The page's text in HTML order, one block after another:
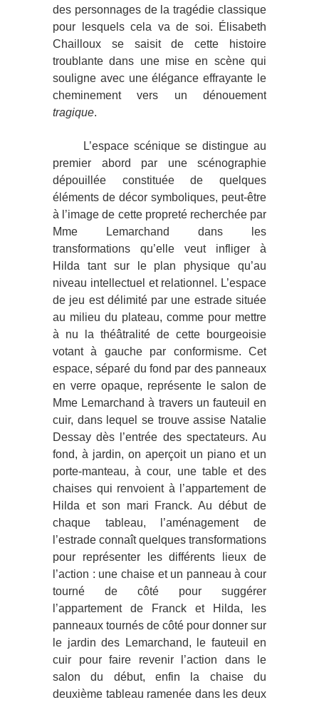
des personnages de la tragédie classique
pour lesquels cela va de soi. Élisabeth
Chailloux se saisit de cette histoire
troublante dans une mise en scène qui
souligne avec une élégance effrayante le
cheminement vers un dénouement
tragique.
L’espace scénique se distingue au
premier abord par une scénographie
dépouillée constituée de quelques
éléments de décor symboliques, peut-être
à l’image de cette propreté recherchée par
Mme Lemarchand dans les
transformations qu’elle veut infliger à
Hilda tant sur le plan physique qu’au
niveau intellectuel et relationnel. L’espace
de jeu est délimité par une estrade située
au milieu du plateau, comme pour mettre
à nu la théâtralité de cette bourgeoisie
votant à gauche par conformisme. Cet
espace, séparé du fond par des panneaux
en verre opaque, représente le salon de
Mme Lemarchand à travers un fauteuil en
cuir, dans lequel se trouve assise Natalie
Dessay dès l’entrée des spectateurs. Au
fond, à jardin, on aperçoit un piano et un
porte-manteau, à cour, une table et des
chaises qui renvoient à l’appartement de
Hilda et son mari Franck. Au début de
chaque tableau, l’aménagement de
l’estrade connaît quelques transformations
pour représenter les différents lieux de
l’action : une chaise et un panneau à cour
tourné de côté pour suggérer
l’appartement de Franck et Hilda, les
panneaux tournés de côté pour donner sur
le jardin des Lemarchand, le fauteuil en
cuir pour faire revenir l’action dans le
salon du début, enfin la chaise du
deuxième tableau ramenée dans les deux